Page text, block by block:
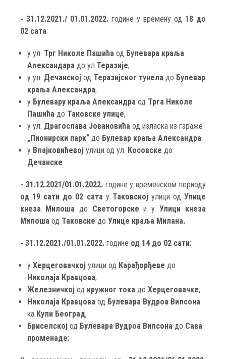
- 31.12.2021./ 01.01.2022. године у времену од 18 до
02 сатa:
у ул. Трг Николе Пашића од Булеварa краља
Александара до ул.Теразије,
у ул. Дечанској од Теразијског тунела до Булевар
краља Александра,
у Булевару краља Александра од Трга Николе
Пашића до Таковске улице,
у ул. Драгослава Јовановића од изласка из гараже
„Пионирски парк“ до Булевар краља Александра
у Влајковићевој улици од ул. Косовске до
Дечанске
- 31.12.2021/01.01.2022. године у временском периоду
од 19 сати до 02 сатау Таковскојулици одУлице
кнеза Милошадо Светогорскеи уУлици кнеза
Милоша од Таковске до Улице краља Милана.
- 31.12.2021./01.01.2022. године од 14 до 02 сати:
у Херцеговачкој улици од Карађорђеве до
Николаја Кравцова,
Железничкој од кружног тока до Херцеговачке,
Николаја Кравцова од Булевара Вудроа Вилсона
ка Кули Београд,
Бриселској од Булевара Вудроа Вилсона до Сава
променаде;